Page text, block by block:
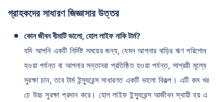
গ্রাহকদের সাধারণ জিজ্ঞাসার উত্তর
কোন জীবন বীমাটি ভালো, হোল লাইফ নাকি টার্ম?
যদি আপনি একটি নির্দিষ্ট সময়ের জন্য, যেমন আপনার বাড়ির ঋণ পরিশোধ
হওয়া পর্যন্ত বা আপনার সন্তানরা প্রতিষ্ঠিত হওয়া পর্যন্ত, সাশ্রয়ী মূল্যে
সুরক্ষা চান, তবে টার্ম ইন্স্যুরেন্স সাধারণত একটি ভালো বিকল্প। এটি কম খর
চে উচ্চ সুরক্ষা প্রদান করে। হোল লাইফ ইন্স্যুরেন্স আজীবন স্থায়ী হয় এ